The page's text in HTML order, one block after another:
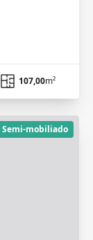
107,00m²
Semi-mobiliado